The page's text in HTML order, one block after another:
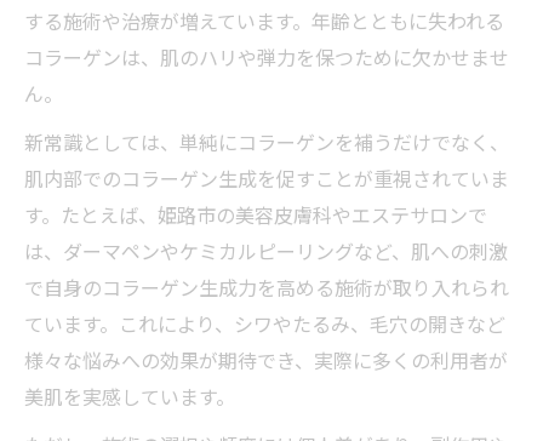
する施術や治療が増えています。年齢とともに失われる
コラーゲンは、肌のハリや弾力を保つために欠かせませ
ん。
新常識としては、単純にコラーゲンを補うだけでなく、
肌内部でのコラーゲン生成を促すことが重視されていま
す。たとえば、姫路市の美容皮膚科やエステサロンで
は、ダーマペンやケミカルピーリングなど、肌への刺激
で自身のコラーゲン生成力を高める施術が取り入れられ
ています。これにより、シワやたるみ、毛穴の開きなど
様々な悩みへの効果が期待でき、実際に多くの利用者が
美肌を実感しています。